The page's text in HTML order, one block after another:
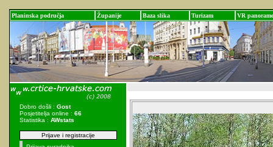
Planinska područja Županije Baza slika Turizam VR panorame
Dobro došli : Gost
Posjetitelja online : 66
Statistika : AWstats
Prijave i registracije